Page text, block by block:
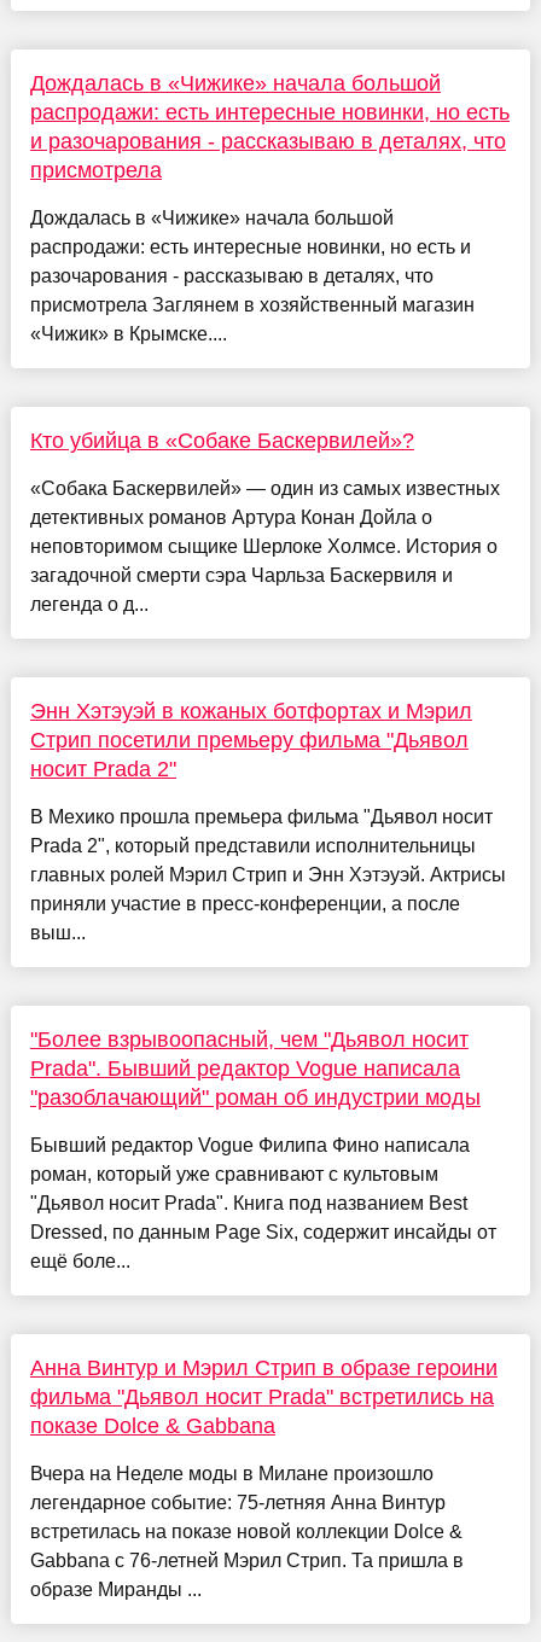
Дождалась в «Чижике» начала большой
распродажи: есть интересные новинки, но есть
и разочарования - рассказываю в деталях, что
присмотрела
Дождалась в «Чижике» начала большой
распродажи: есть интересные новинки, но есть и
разочарования - рассказываю в деталях, что
присмотрела Заглянем в хозяйственный магазин
«Чижик» в Крымске....
Кто убийца в «Собаке Баскервилей»?
«Собака Баскервилей» — один из самых известных
детективных романов Артура Конан Дойла о
неповторимом сыщике Шерлоке Холмсе. История о
загадочной смерти сэра Чарльза Баскервиля и
легенда о д...
Энн Хэтэуэй в кожаных ботфортах и Мэрил
Стрип посетили премьеру фильма "Дьявол
носит Prada 2"
В Мехико прошла премьера фильма "Дьявол носит
Prada 2", который представили исполнительницы
главных ролей Мэрил Стрип и Энн Хэтэуэй. Актрисы
приняли участие в пресс-конференции, а после
выш...
"Более взрывоопасный, чем "Дьявол носит
Prada". Бывший редактор Vogue написала
"разоблачающий" роман об индустрии моды
Бывший редактор Vogue Филипа Фино написала
роман, который уже сравнивают с культовым
"Дьявол носит Prada". Книга под названием Best
Dressed, по данным Page Six, содержит инсайды от
ещё боле...
Анна Винтур и Мэрил Стрип в образе героини
фильма "Дьявол носит Prada" встретились на
показе Dolce & Gabbana
Вчера на Неделе моды в Милане произошло
легендарное событие: 75-летняя Анна Винтур
встретилась на показе новой коллекции Dolce &
Gabbana с 76-летней Мэрил Стрип. Та пришла в
образе Миранды ...